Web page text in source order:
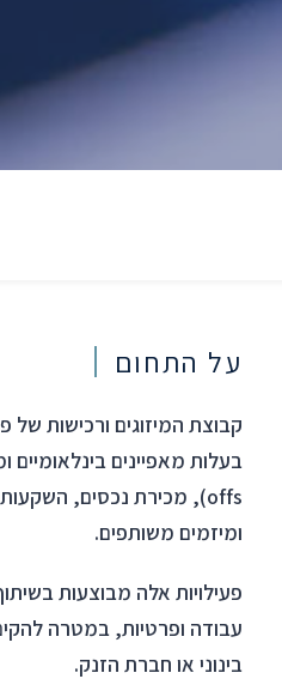
על התחום
קבוצת המיזוגים ורכישות של
ומיזמים משותפים.
פעילויות אלה מבוצעות
עבודה ופרטיות, במטרה
בינוני או חברת הזנק.